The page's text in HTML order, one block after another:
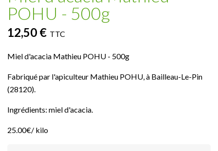
POHU - 500g
12,50 € TTC
Miel d'acacia Mathieu POHU - 500g
Fabriqué par l'apiculteur Mathieu POHU, à Bailleau-Le-Pin
(28120).
Ingrédients: miel d'acacia.
25.00€/ kilo